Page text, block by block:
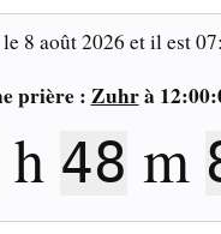
le 8 août 2026 et il est
prière : Zuhrà
h 48 m